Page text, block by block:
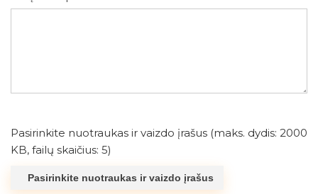
Pasirinkite nuotraukas ir vaizdo įrašus (maks. dydis: 2000
KB, failų skaičius: 5)
Pasirinkite nuotraukas ir vaizdo įrašus